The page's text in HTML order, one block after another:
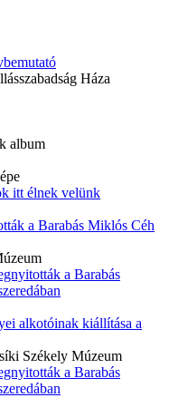
Háza
album
itt élnek velünk
a Barabás Miklós Céh
a Barabás
alkotóinak kiállítása a
Székely Múzeum
a Barabás